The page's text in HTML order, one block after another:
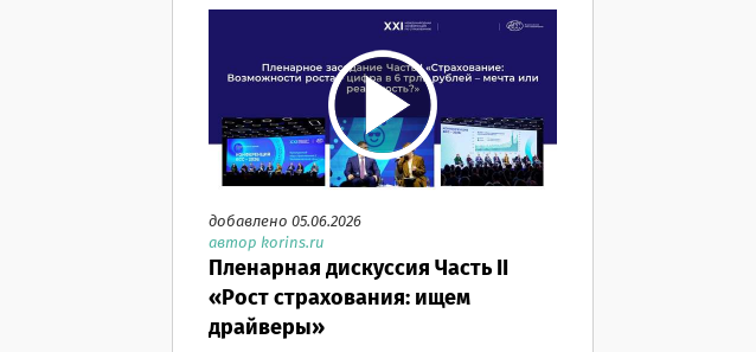
добавлено 05.06.2026
автор korins.ru
Пленарная дискуссия Часть II
«Рост страхования: ищем
драйверы»